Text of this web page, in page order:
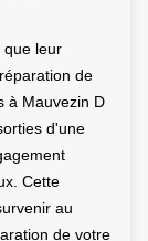
que leur
de
à Mauvezin D
d'une
Cette
au
de votre